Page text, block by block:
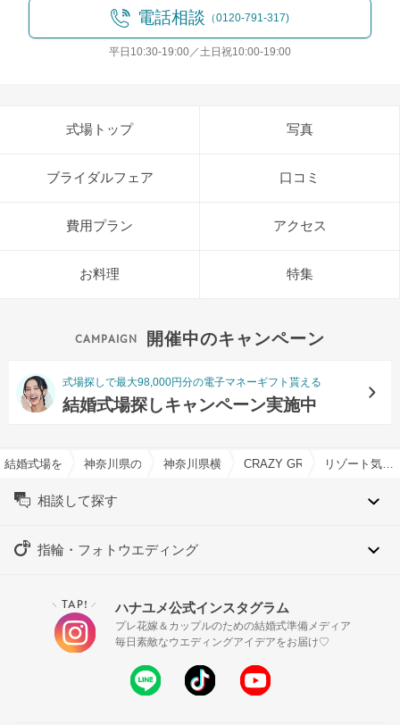
電話相談 （0120-791-317)
平日10:30-19:00／土日祝10:00-19:00
式場トップ 写真
ブライダルフェア 口コミ
費用プラン アクセス
お料理 特集
開催中のキャンペーン
式場探しで最大98,000円分の電子マネーギフト貰える
結婚式場探しキャンペーン実施中
結婚式場を探すならハナユメ神奈川県の結婚式場一覧神奈川県横浜市の結婚式場一覧CRAZY GRANDE MAISONで
相談して探す
指輪・フォトウエディング
＼ TAP! ／ ハナユメ公式インスタグラム
プレ花嫁＆カップルのための結婚式準備メディア
毎日素敵なウエディングアイデアをお届け♡